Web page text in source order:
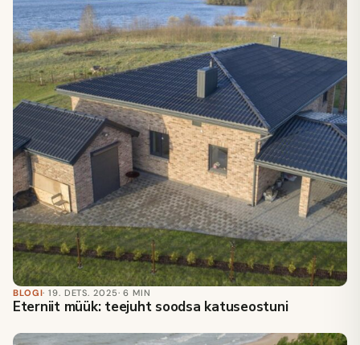
BLOGI· 19. DETS. 2025· 6 MIN
Eterniit müük: teejuht soodsa katuseostuni